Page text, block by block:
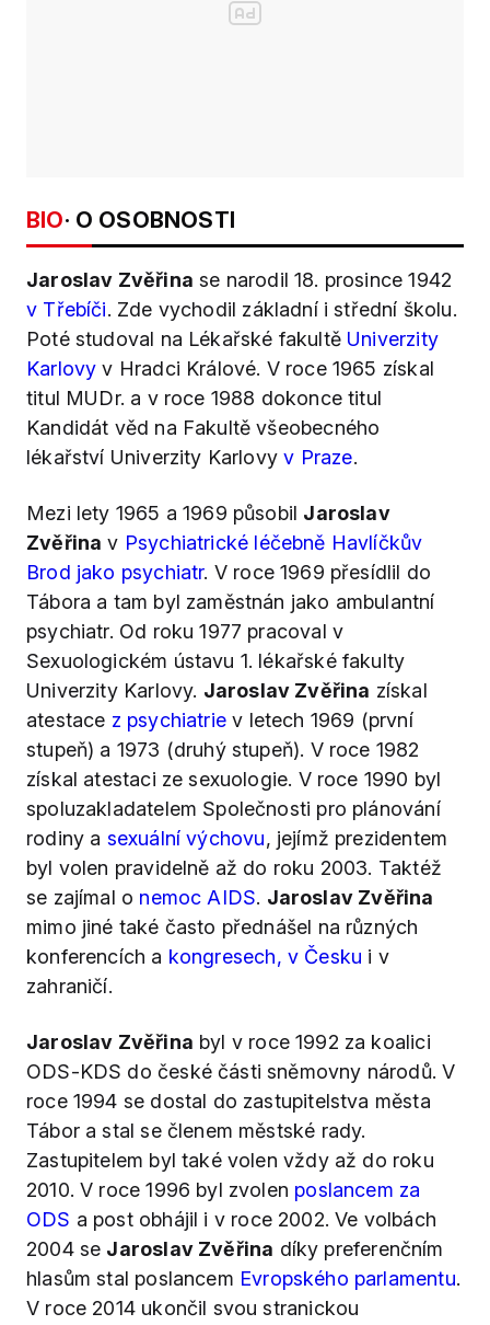
BIO· O OSOBNOSTI
Jaroslav Zvěřina se narodil 18. prosince 1942
v Třebíči. Zde vychodil základní i střední školu.
Poté studoval na Lékařské fakultě Univerzity
Karlovy v Hradci Králové. V roce 1965 získal
titul MUDr. a v roce 1988 dokonce titul
Kandidát věd na Fakultě všeobecného
lékařství Univerzity Karlovyv Praze.
Mezi lety 1965 a 1969 působil Jaroslav
Zvěřina v Psychiatrické léčebně Havlíčkův
Brod jako psychiatr. V roce 1969 přesídlil do
Tábora a tam byl zaměstnán jako ambulantní
psychiatr. Od roku 1977 pracoval v
Sexuologickém ústavu 1. lékařské fakulty
Univerzity Karlovy. Jaroslav Zvěřina získal
atestace z psychiatriev letech 1969 (první
stupeň) a 1973 (druhý stupeň). V roce 1982
získal atestaci ze sexuologie. V roce 1990 byl
spoluzakladatelem Společnosti pro plánování
rodiny a sexuální výchovu, jejímž prezidentem
byl volen pravidelně až do roku 2003. Taktéž
se zajímal o nemoc AIDS. Jaroslav Zvěřina
mimo jiné také často přednášel na různých
konferencích a kongresech, v Česku i v
zahraničí.
Jaroslav Zvěřina byl v roce 1992 za koalici
ODS-KDS do české části sněmovny národů. V
roce 1994 se dostal do zastupitelstva města
Tábor a stal se členem městské rady.
Zastupitelem byl také volen vždy až do roku
2010. V roce 1996 byl zvolen poslancem za
ODS a post obhájil i v roce 2002. Ve volbách
2004 se Jaroslav Zvěřina díky preferenčním
hlasům stal poslancem Evropského parlamentu.
V roce 2014 ukončil svou stranickou